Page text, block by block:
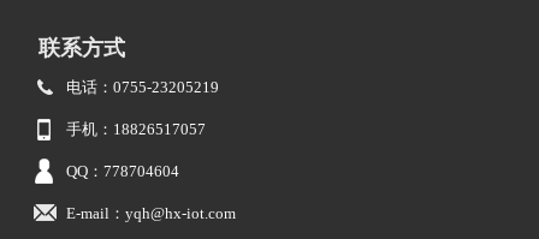
联系方式
电话：0755-23205219
手机：18826517057
QQ：778704604
E-mail：yqh@hx-iot.com